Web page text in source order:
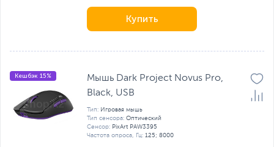
Купить
Кешбэк 15%
Мышь Dark Project Novus Pro,
Black, USB
Тип: Игровая мышь
Тип сенсора: Оптический
Сенсор: PixArt PAW3395
Частота опроса, Гц: 125; 8000